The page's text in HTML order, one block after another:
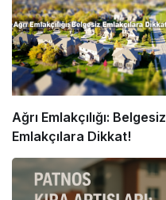
Ağrı Emlakçılığı: Belgesiz
Emlakçılara Dikkat!